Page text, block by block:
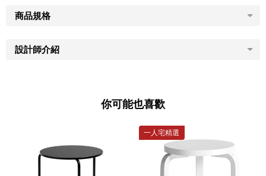
商品規格
設計師介紹
你可能也喜歡
一人宅精選